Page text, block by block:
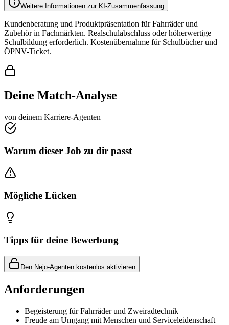
Weitere Informationen zur KI-Zusammenfassung
Kundenberatung und Produktpräsentation für Fahrräder und
Zubehör in Fachmärkten. Realschulabschluss oder höherwertige
Schulbildung erforderlich. Kostenübernahme für Schulbücher und
ÖPNV-Ticket.
Deine Match-Analyse
von deinem Karriere-Agenten
Warum dieser Job zu dir passt
Mögliche Lücken
Tipps für deine Bewerbung
Den Nejo-Agenten kostenlos aktivieren
Anforderungen
Begeisterung für Fahrräder und Zweiradtechnik
Freude am Umgang mit Menschen und Serviceleidenschaft